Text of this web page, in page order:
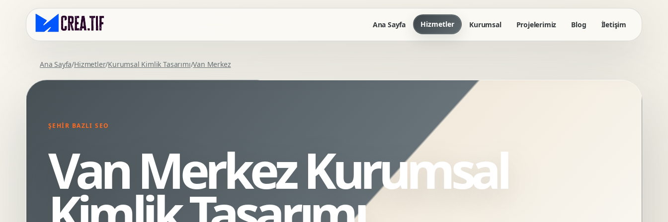
Ana Sayfa Hizmetler
Kurumsal Web Tasarim
SEO Uyumlu Web Tasarim
Webflow Web Tasarim
Framer Web Tasarim
Kurumsal Site Yenileme
Prototip Tasarimi
Dashboard UI Tasarimi
Conversion UX Optimizasyonu
Kurumsal Dokuman Tasarimi
Ofis Ici Gorsel Kimlik
Kurumsal Katalog Tasarimi
Kurumsal Projelerimiz Blog İletişim
Ana Sayfa/Hizmetler/Kurumsal Kimlik Tasarımı/Van Merkez
ŞEHIR BAZLI SEO
Van Merkez Kurumsal